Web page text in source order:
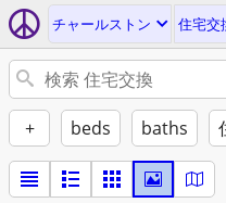
チャールストン 住宅交
+ beds baths